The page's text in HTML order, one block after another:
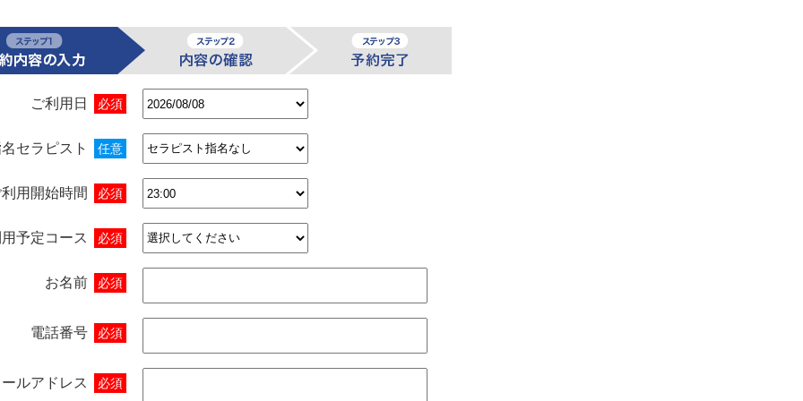
ご利用日 必須
セラピスト 任意
用開始時間 必須
予定コース 必須
お名前 必須
電話番号 必須
ルアドレス 必須